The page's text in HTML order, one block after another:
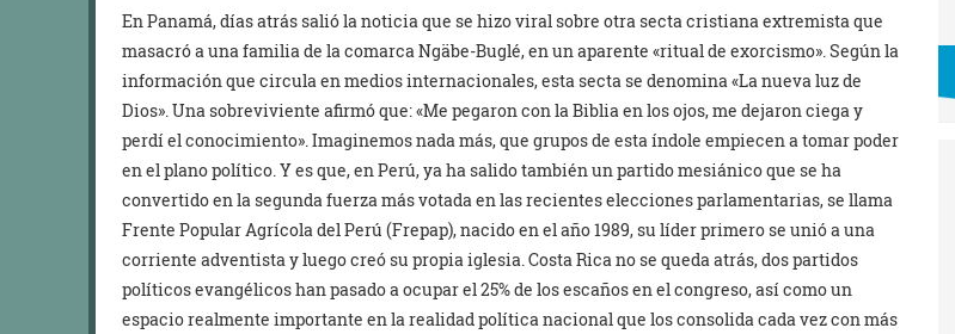
En Panamá, días atrás salió la noticia que se hizo viral sobre otra secta cristiana extremista que
masacró a una familia de la comarca Ngäbe-Buglé, en un aparente «ritual de exorcismo». Según la
información que circula en medios internacionales, esta secta se denomina «La nueva luz de
Dios». Una sobreviviente afirmó que: «Me pegaron con la Biblia en los ojos, me dejaron ciega y
perdí el conocimiento». Imaginemos nada más, que grupos de esta índole empiecen a tomar poder
en el plano político. Y es que, en Perú, ya ha salido también un partido mesiánico que se ha
convertido en la segunda fuerza más votada en las recientes elecciones parlamentarias, se llama
Frente Popular Agrícola del Perú (Frepap), nacido en el año 1989, su líder primero se unió a una
corriente adventista y luego creó su propia iglesia. Costa Rica no se queda atrás, dos partidos
políticos evangélicos han pasado a ocupar el 25% de los escaños en el congreso, así como un
espacio realmente importante en la realidad política nacional que los consolida cada vez con más